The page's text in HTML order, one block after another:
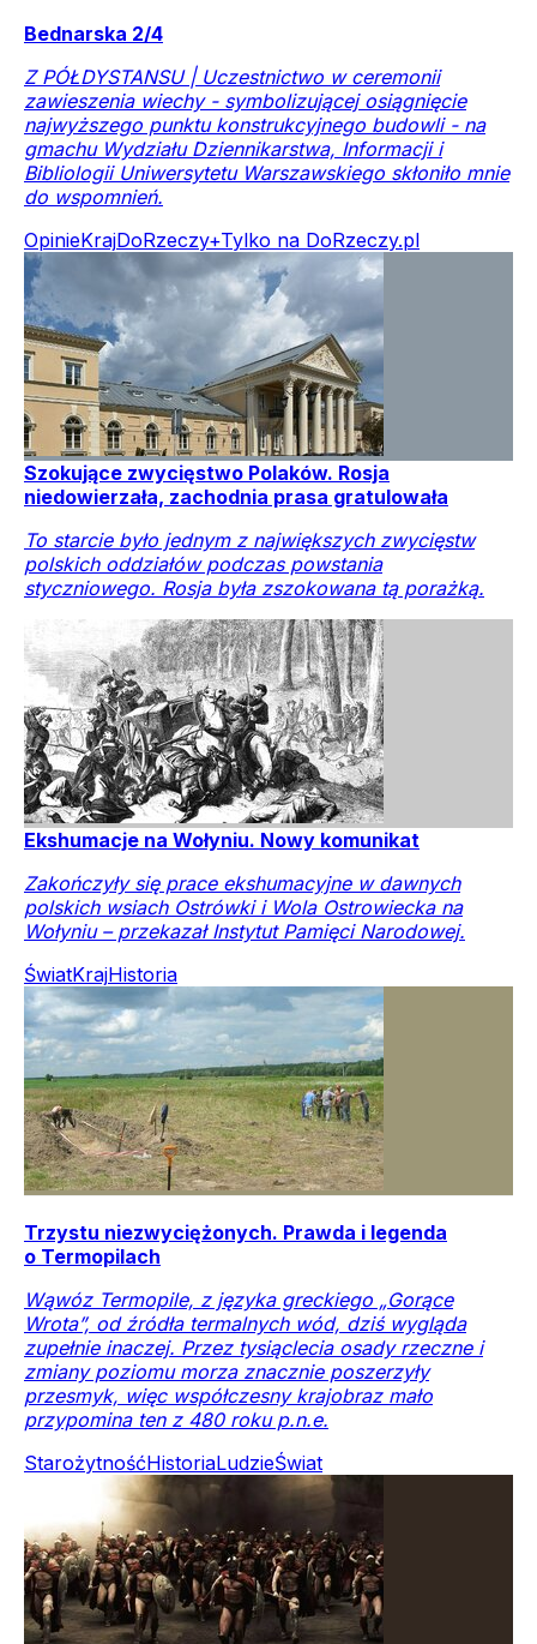
Bednarska 2/4
Z PÓŁDYSTANSU | Uczestnictwo w ceremonii
zawieszenia wiechy - symbolizującej osiągnięcie
najwyższego punktu konstrukcyjnego budowli - na
gmachu Wydziału Dziennikarstwa, Informacji i
Bibliologii Uniwersytetu Warszawskiego skłoniło mnie
do wspomnień.
OpinieKrajDoRzeczy+Tylko na DoRzeczy.pl
Szokujące zwycięstwo Polaków. Rosja
niedowierzała, zachodnia prasa gratulowała
To starcie było jednym z największych zwycięstw
polskich oddziałów podczas powstania
styczniowego. Rosja była zszokowana tą porażką.
Ekshumacje na Wołyniu. Nowy komunikat
Zakończyły się prace ekshumacyjne w dawnych
polskich wsiach Ostrówki i Wola Ostrowiecka na
Wołyniu – przekazał Instytut Pamięci Narodowej.
ŚwiatKrajHistoria
Trzystu niezwyciężonych. Prawda i legenda
o Termopilach
Wąwóz Termopile, z języka greckiego „Gorące
Wrota”, od źródła termalnych wód, dziś wygląda
zupełnie inaczej. Przez tysiąclecia osady rzeczne i
zmiany poziomu morza znacznie poszerzyły
przesmyk, więc współczesny krajobraz mało
przypomina ten z 480 roku p.n.e.
StarożytnośćHistoriaLudzieŚwiat